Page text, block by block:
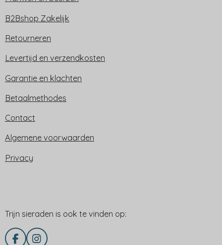
B2Bshop Zakelijk
Retourneren
Levertijd en verzendkosten
Garantie en klachten
Betaalmethodes
Contact
Algemene voorwaarden
Privacy
Trijn sieraden is ook te vinden op:
F I